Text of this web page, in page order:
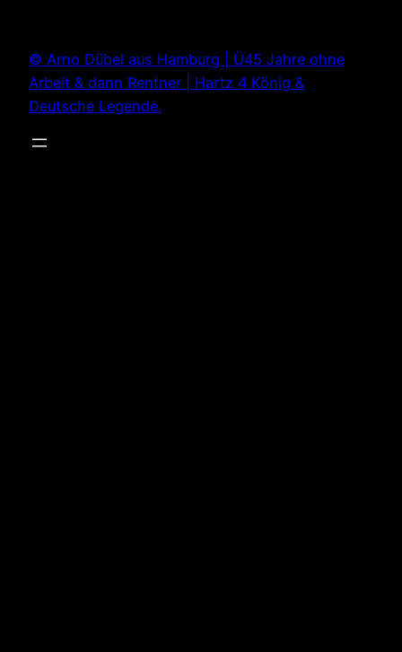
springen
© Arno Dübel aus Hamburg | Ü45 Jahre ohne
Arbeit & dann Rentner | Hartz 4 König &
Deutsche Legende.